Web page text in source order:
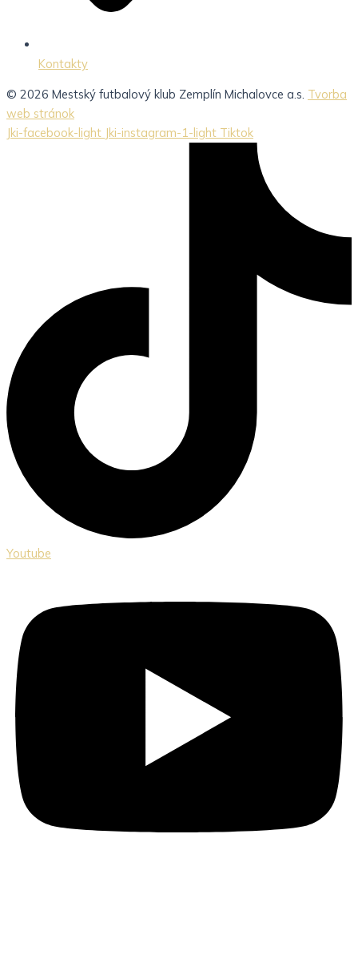
Kontakty
© 2026 Mestský futbalový klub Zemplín Michalovce a.s. Tvorba
web stránok
Jki-facebook-light Jki-instagram-1-light Tiktok
Youtube